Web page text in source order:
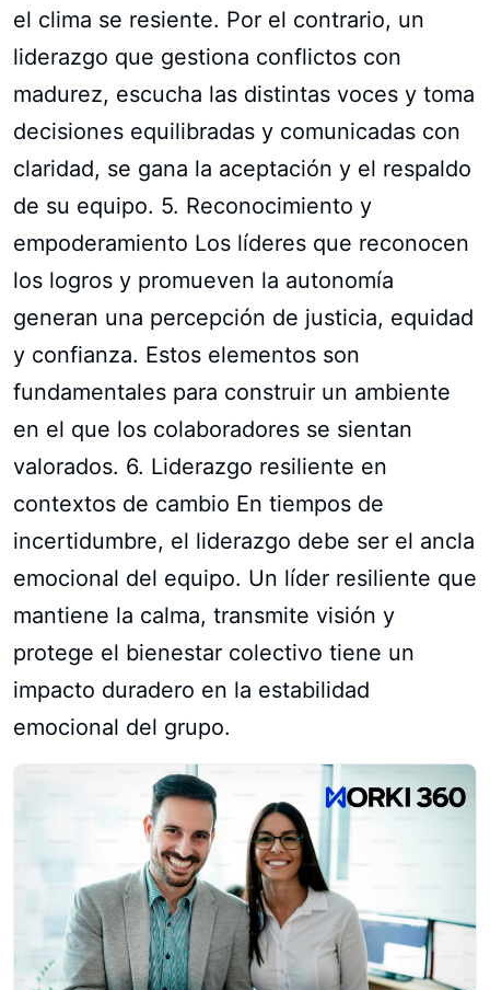
el clima se resiente. Por el contrario, un
liderazgo que gestiona conflictos con
madurez, escucha las distintas voces y toma
decisiones equilibradas y comunicadas con
claridad, se gana la aceptación y el respaldo
de su equipo. 5. Reconocimiento y
empoderamiento Los líderes que reconocen
los logros y promueven la autonomía
generan una percepción de justicia, equidad
y confianza. Estos elementos son
fundamentales para construir un ambiente
en el que los colaboradores se sientan
valorados. 6. Liderazgo resiliente en
contextos de cambio En tiempos de
incertidumbre, el liderazgo debe ser el ancla
emocional del equipo. Un líder resiliente que
mantiene la calma, transmite visión y
protege el bienestar colectivo tiene un
impacto duradero en la estabilidad
emocional del grupo.